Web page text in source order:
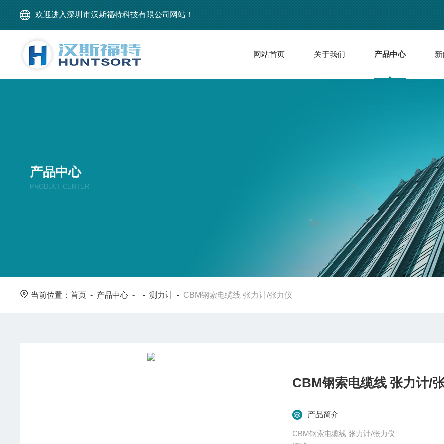
欢迎进入深圳市汉斯福特科技有限公司网站！
网站首页 关于我们 产品中心
产品中心
PRODUCT CENTER
当前位置：首页 - 产品中心 - -测力计 - CBM钢索电缆线 张力计/张力仪
CBM钢索电缆线 张力计/
产品简介
CBM钢索电缆线 张力计/张力仪